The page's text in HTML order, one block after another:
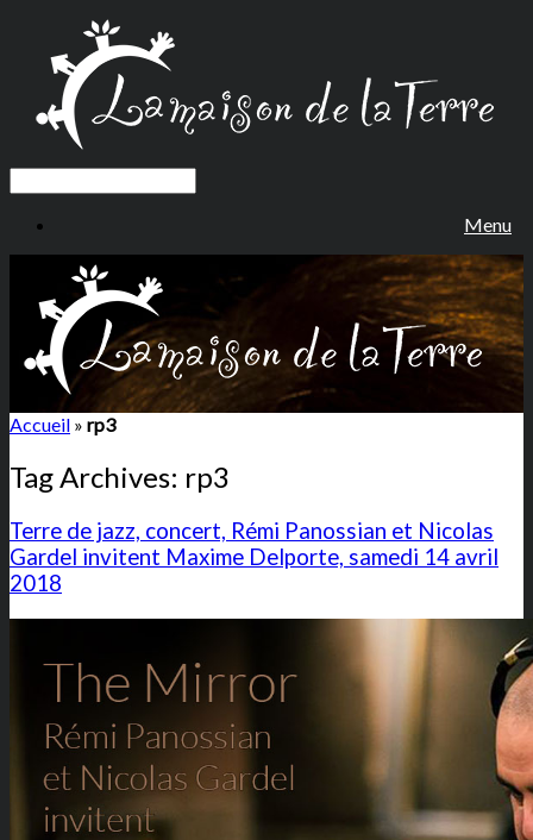
Menu
Accueil » rp3
Tag Archives: rp3
Terre de jazz, concert, Rémi Panossian et Nicolas
Gardel invitent Maxime Delporte, samedi 14 avril
2018